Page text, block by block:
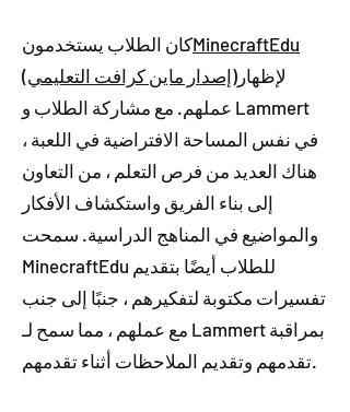
كان الطلاب يستخدمونMinecraftEdu
(إصدار ماين كرافت التعليمي) لإظهار
عملهم. مع مشاركة الطلاب و Lammert
في نفس المساحة الافتراضية في اللعبة ،
هناك العديد من فرص التعلم ، من التعاون
إلى بناء الفريق واستكشاف الأفكار
والمواضيع في المناهج الدراسية. سمحت
MinecraftEdu للطلاب أيضًا بتقديم
تفسيرات مكتوبة لتفكيرهم ، جنبًا إلى جنب
مع عملهم ، مما سمح لـ Lammert بمراقبة
تقدمهم وتقديم الملاحظات أثناء تقدمهم.